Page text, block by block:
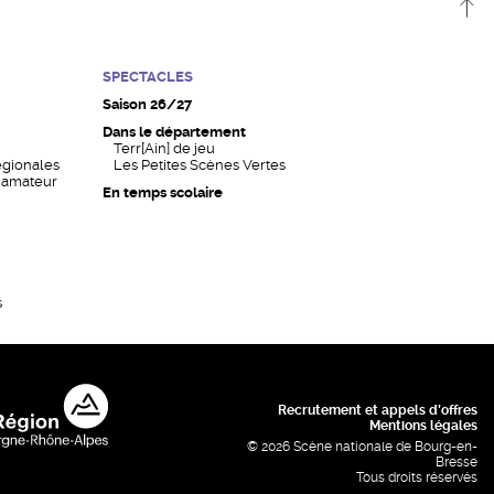
SPECTACLES
Saison 26/27
Dans le département
Terr[Ain] de jeu
Les Petites Scènes Vertes
En temps scolaire
Recrutement et appels d’offres
Mentions légales
© 2026 Scène nationale de Bourg-en-
Bresse
Tous droits réservés